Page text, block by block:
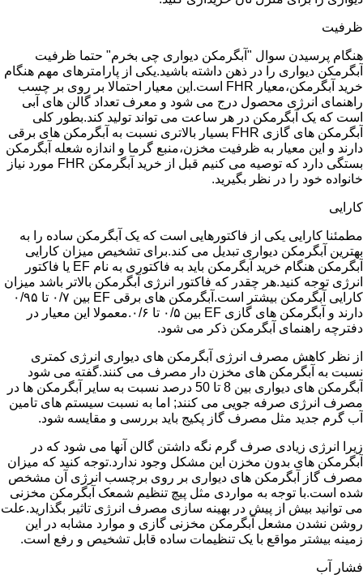
ظرفیت
هنگام پرسیدن سوال "آبگرمکن دیواری چی بخرم" حتما ظرفیت
آبگرمکن دیواری را در ذهن داشته باشید.یکی از پارامترهای مهم هنگام
خرید آبگرمکن،معیار FHR است.این معیار احتمالا بر روی بر چسب
راهنمای انرژی محصول درج می شود و معرف تعداد گالن های آبی
است که یک آبگرمکن در هر ساعت می تواند تولید کند.بطور کلی
آبگرمکن های گازی FHR بسیار بالاتری نسبت به آبگرمکن های برقی
دارند و این معیار به ظرفیت مخزن،منبع گرما و اندازه شعله آبگرمکن
بستگی دارد که توصیه می کنیم قبل از خرید آبگرمکن FHR مورد نیاز
خانواده خود را در نظر بگیرید.
کارایی
مطمئنا کارایی یکی از فاکتورهایی است که یک آبگرمکن ساده را به
بهترین آبگرمکن دیواری تبدیل می کند.برای تشخیص میزان کارایی
آبگرمکن هنگام خرید آبگرمکن باید به فاکتوری به نام EF یا فاکتور
انرژی توجه کنید.هر چقدر که فاکتور انرژی آبگرمکن بالاتر باشد میزان
کارایی آبگرمکن بیشتر است.آبگرمکن های برقی EF بین ۰/۷ تا ۰/۹۵
دارند و آبگرمکن های گازی EF بین ۰/۵ تا ۰/۶.معمولا این معیار در
دفترچه راهنمای آبگرمکن ذکر می شود.
از نظر کاهش مصرف انرژی آبگرمکن های دیواری انرژی کمتری
نسبت به آبگرمکن های مخزن دار مصرف می کنند.گفته می شود
آبگرمکن های دیواری بین 8 تا 50 درصد نسبت به سایر آبگرمکن ها در
مصرف انرژی صرفه جویی می کنند; اما به نسبت سیستم های تامین
آب گرم جدید مثل مصرف گاز پکیج باید بررسی و مقایسه شود.
زیرا انرژی زیادی صرف گرم نگه داشتن گالن آنها می شود که در
آبگرمکن های بدون مخزن این مشکل وجود ندارد.توجه کنید که میزان
مصرف گاز آبگرمکن های دیواری بر روی برچسب انرژی آن مشخص
شده است.با توجه به مواردی مثل پیچ تنظیم شمعک آبگرمکن مخزنی
می توانید بیش از پیش در بهینه سازی مصرف انرژی تاثیر بگذارید.علت
روشن نشدن مشعل آبگرمکن مخزنی گازی و موارد مشابه در این
زمینه بیشتر مواقع با یک تنظیمات ساده قابل تشخیص و رفع است.
فشار آب